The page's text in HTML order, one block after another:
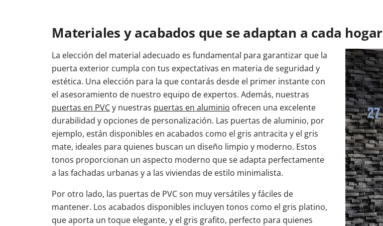
Materiales y acabados que se adaptan a cada hogar
La elección del material adecuado es fundamental para garantizar que la
puerta exterior cumpla con tus expectativas en materia de seguridad y
estética. Una elección para la que contarás desde el primer instante con
el asesoramiento de nuestro equipo de expertos. Además, nuestras
puertas en PVCy nuestras puertas en aluminio ofrecen una excelente
durabilidad y opciones de personalización. Las puertas de aluminio, por
ejemplo, están disponibles en acabados como el gris antracita y el gris
mate, ideales para quienes buscan un diseño limpio y moderno. Estos
tonos proporcionan un aspecto moderno que se adapta perfectamente
a las fachadas urbanas y a las viviendas de estilo minimalista.
Por otro lado, las puertas de PVC son muy versátiles y fáciles de
mantener. Los acabados disponibles incluyen tonos como el gris platino,
que aporta un toque elegante, y el gris grafito, perfecto para quienes